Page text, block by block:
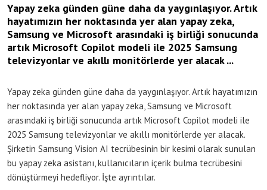
Yapay zeka günden güne daha da yaygınlaşıyor. Artık
hayatımızın her noktasında yer alan yapay zeka,
Samsung ve Microsoft arasındaki iş birliği sonucunda
artık Microsoft Copilot modeli ile 2025 Samsung
televizyonlar ve akıllı monitörlerde yer alacak ...
Yapay zeka günden güne daha da yaygınlaşıyor. Artık hayatımızın
her noktasında yer alan yapay zeka, Samsung ve Microsoft
arasındaki iş birliği sonucunda artık Microsoft Copilot modeli ile
2025 Samsung televizyonlar ve akıllı monitörlerde yer alacak.
Şirketin Samsung Vision AI tecrübesinin bir kesimi olarak sunulan
bu yapay zeka asistanı, kullanıcıların içerik bulma tecrübesini
dönüştürmeyi hedefliyor. İşte ayrıntılar.